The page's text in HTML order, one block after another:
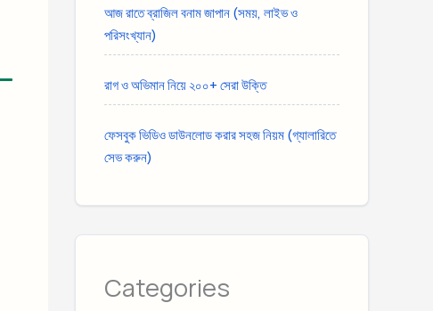
আজ রাতে ব্রাজিল বনাম জাপান (সময়, লাইভ ও
পরিসংখ্যান)
রাগ ও অভিমান নিয়ে ২০০+ সেরা উক্তি
ফেসবুক ভিডিও ডাউনলোড করার সহজ নিয়ম (গ্যালারিতে
সেভ করুন)
Categories